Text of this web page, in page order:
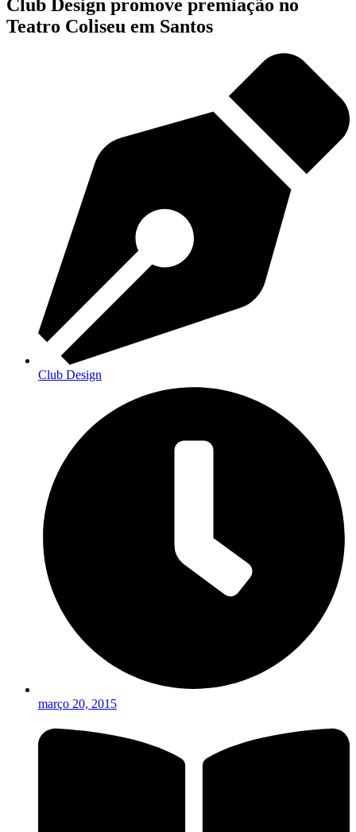
Club Design promove premiação no
Teatro Coliseu em Santos
Club Design
março 20, 2015